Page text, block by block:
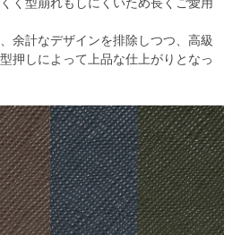
余計なデザインを排除しつつ、高級
押しによって上品な仕上がりとなっ